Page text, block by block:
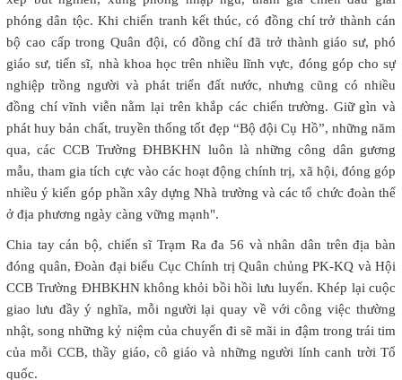
phóng dân tộc. Khi chiến tranh kết thúc, có đồng chí trở thành cán
bộ cao cấp trong Quân đội, có đồng chí đã trở thành giáo sư, phó
giáo sư, tiến sĩ, nhà khoa học trên nhiều lĩnh vực, đóng góp cho sự
nghiệp trồng người và phát triển đất nước, nhưng cũng có nhiều
đồng chí vĩnh viễn nằm lại trên khắp các chiến trường. Giữ gìn và
phát huy bản chất, truyền thống tốt đẹp “Bộ đội Cụ Hồ”, những năm
qua, các CCB Trường ĐHBKHN luôn là những công dân gương
mẫu, tham gia tích cực vào các hoạt động chính trị, xã hội, đóng góp
nhiều ý kiến góp phần xây dựng Nhà trường và các tổ chức đoàn thể
ở địa phương ngày càng vững mạnh".
Chia tay cán bộ, chiến sĩ Trạm Ra đa 56 và nhân dân trên địa bàn
đóng quân, Đoàn đại biểu Cục Chính trị Quân chủng PK-KQ và Hội
CCB Trường ĐHBKHN không khỏi bồi hồi lưu luyến. Khép lại cuộc
giao lưu đầy ý nghĩa, mỗi người lại quay về với công việc thường
nhật, song những kỷ niệm của chuyến đi sẽ mãi in đậm trong trái tim
của mỗi CCB, thầy giáo, cô giáo và những người lính canh trời Tổ
quốc.